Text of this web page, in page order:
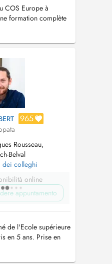
COS Europe à
formation complète
prise en charge
et une
débute par
permettant
965
Rousseau,
Belval
colleghi
online
appuntamento
de l'Ecole supérieure
en 5 ans. Prise en
et structurelle. Prise
enceintes,